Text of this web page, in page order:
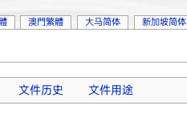
文件历史 文件用途
澳門繁體 大马简体 新加坡简体